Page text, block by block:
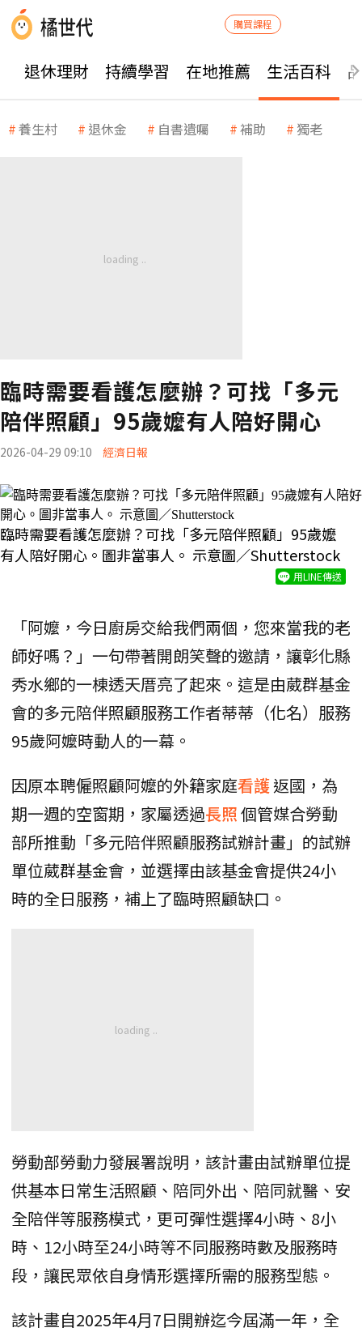
購買課程
退休理財 持續學習 在地推薦 生活百科
養生村 退休金 自書遺囑 補助 獨老
臨時需要看護怎麼辦？可找「多元
陪伴照顧」95歲嬤有人陪好開心
2026-04-29 09:10 經濟日報
臨時需要看護怎麼辦？可找「多元陪伴照顧」95歲嬤
有人陪好開心。圖非當事人。 示意圖／Shutterstock
用LINE傳送
「阿嬤，今日廚房交給我們兩個，您來當我的老
師好嗎？」一句帶著開朗笑聲的邀請，讓彰化縣
秀水鄉的一棟透天厝亮了起來。這是由葳群基金
會的多元陪伴照顧服務工作者蒂蒂（化名）服務
95歲阿嬤時動人的一幕。
因原本聘僱照顧阿嬤的外籍家庭看護返國，為
期一週的空窗期，家屬透過長照個管媒合勞動
部所推動「多元陪伴照顧服務試辦計畫」的試辦
單位葳群基金會，並選擇由該基金會提供24小
時的全日服務，補上了臨時照顧缺口。
勞動部勞動力發展署說明，該計畫由試辦單位提
供基本日常生活照顧、陪同外出、陪同就醫、安
全陪伴等服務模式，更可彈性選擇4小時、8小
時、12小時至24小時等不同服務時數及服務時
段，讓民眾依自身情形選擇所需的服務型態。
該計畫自2025年4月7日開辦迄今屆滿一年，全